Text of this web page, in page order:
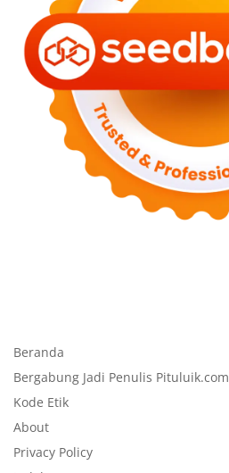
Beranda
Bergabung Jadi Penulis Pituluik.com
Kode Etik
About
Privacy Policy